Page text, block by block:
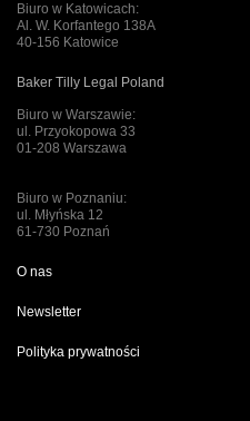
Biuro w Katowicach:
Al. W. Korfantego 138A
40-156 Katowice
Baker Tilly Legal Poland
Biuro w Warszawie:
ul. Przyokopowa 33
01-208 Warszawa
Biuro w Poznaniu:
ul. Młyńska 12
61-730 Poznań
O nas
Newsletter
Polityka prywatności